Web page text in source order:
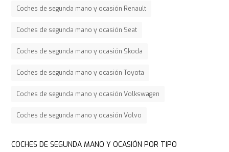
Coches de segunda mano y ocasión Renault
Coches de segunda mano y ocasión Seat
Coches de segunda mano y ocasión Skoda
Coches de segunda mano y ocasión Toyota
Coches de segunda mano y ocasión Volkswagen
Coches de segunda mano y ocasión Volvo
COCHES DE SEGUNDA MANO Y OCASIÓN POR TIPO